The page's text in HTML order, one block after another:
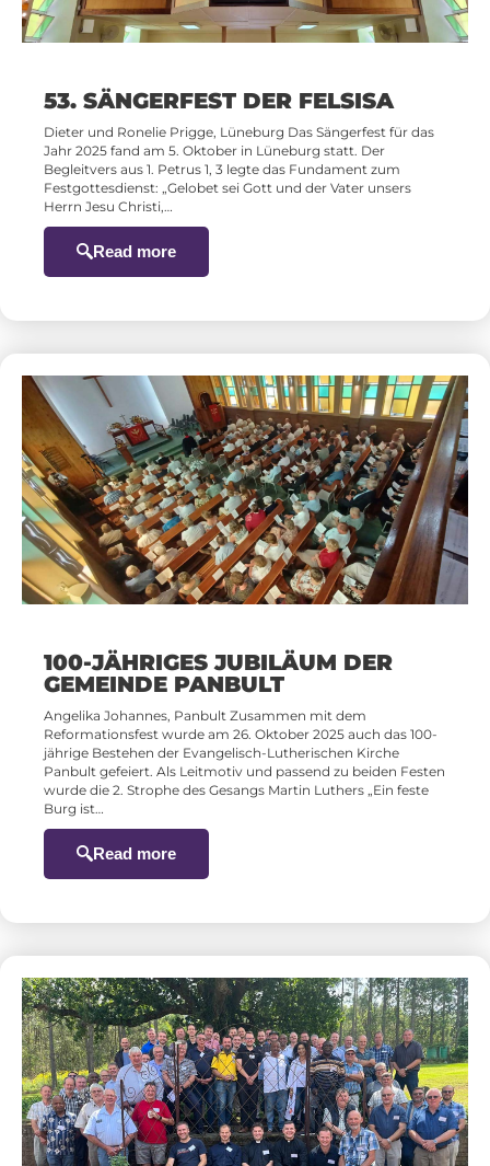
53. SÄNGERFEST DER FELSISA
Dieter und Ronelie Prigge, Lüneburg Das Sängerfest für das
Jahr 2025 fand am 5. Oktober in Lüneburg statt. Der
Begleitvers aus 1. Petrus 1, 3 legte das Fundament zum
Festgottesdienst: „Gelobet sei Gott und der Vater unsers
Herrn Jesu Christi,…
Read more
100-JÄHRIGES JUBILÄUM DER
GEMEINDE PANBULT
Angelika Johannes, Panbult Zusammen mit dem
Reformationsfest wurde am 26. Oktober 2025 auch das 100-
jährige Bestehen der Evangelisch-Lutherischen Kirche
Panbult gefeiert. Als Leitmotiv und passend zu beiden Festen
wurde die 2. Strophe des Gesangs Martin Luthers „Ein feste
Burg ist…
Read more